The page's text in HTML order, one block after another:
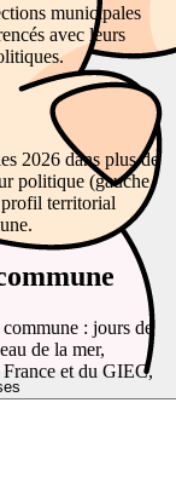
municipales
avec leurs
2026 dans plus de
politique (gauche,
profil territorial
: jours de
de la mer,
France et du GIEC,